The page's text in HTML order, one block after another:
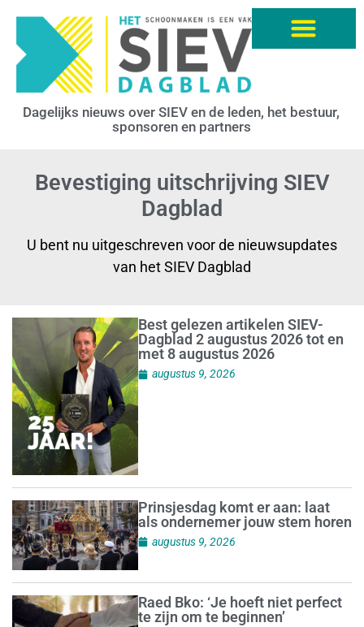
Dagelijks nieuws over SIEV en de leden, het bestuur,
sponsoren en partners
Bevestiging uitschrijving SIEV
Dagblad
U bent nu uitgeschreven voor de nieuwsupdates
van het SIEV Dagblad
Best gelezen artikelen SIEV-
Dagblad 2 augustus 2026 tot en
met 8 augustus 2026
augustus 9, 2026
Prinsjesdag komt er aan: laat
als ondernemer jouw stem horen
augustus 9, 2026
Raed Bko: ‘Je hoeft niet perfect
te zijn om te beginnen’